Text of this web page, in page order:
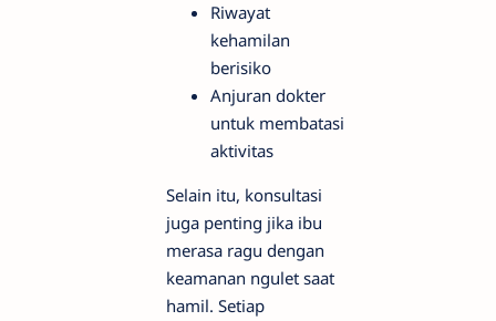
Riwayat
kehamilan
berisiko
Anjuran dokter
untuk membatasi
aktivitas
Selain itu, konsultasi
juga penting jika ibu
merasa ragu dengan
keamanan ngulet saat
hamil. Setiap